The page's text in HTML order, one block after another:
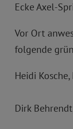
Ecke Axel-
Vor Ort
folgende
Heidi
Dirk